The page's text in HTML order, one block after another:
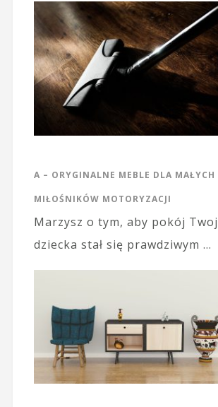
A – ORYGINALNE MEBLE DLA MAŁYCH
MIŁOŚNIKÓW MOTORYZACJI
Marzysz o tym, aby pokój
dziecka stał się prawdziwym …